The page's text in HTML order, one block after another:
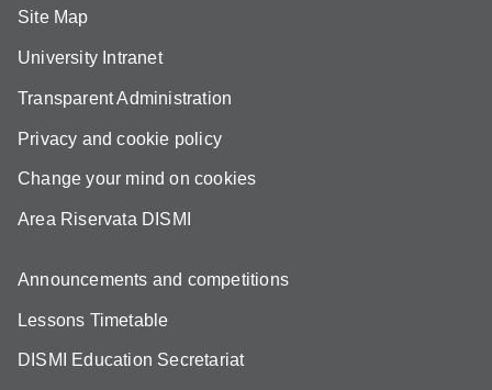
Site Map
University Intranet
Transparent Administration
Privacy and cookie policy
Change your mind on cookies
Area Riservata DISMI
Announcements and competitions
Lessons Timetable
DISMI Education Secretariat